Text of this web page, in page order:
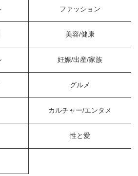
ファッション
美容/健康
妊娠/出産/家族
グルメ
カルチャー/エンタメ
性と愛